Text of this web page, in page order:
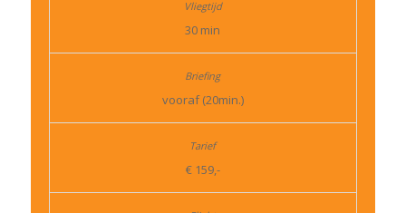
30 min
vooraf (20min.)
€ 159,-